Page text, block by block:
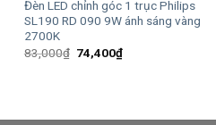
Đèn LED chỉnh góc 1 trục Philips
SL190 RD 090 9W ánh sáng vàng
2700K
83,000₫ Giá
gốc
74,400₫Giá
hiện